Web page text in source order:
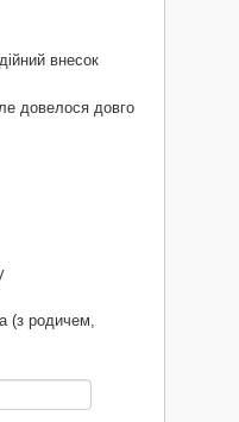
внесок
довелося довго
(з родичем,